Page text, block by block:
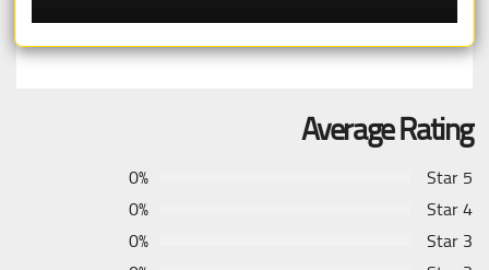
Average Rating
5 Star
0%
4 Star
0%
3 Star
0%